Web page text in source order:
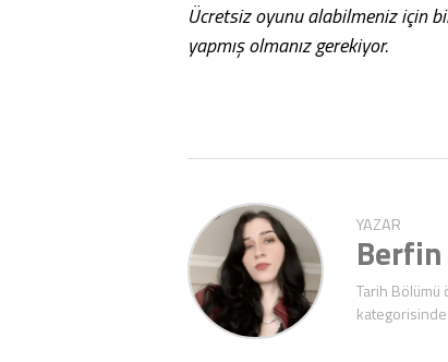
Ücretsiz oyunu alabilmeniz için
yapmış olmanız gerekiyor.
YAZAR
Tarih Bölümü